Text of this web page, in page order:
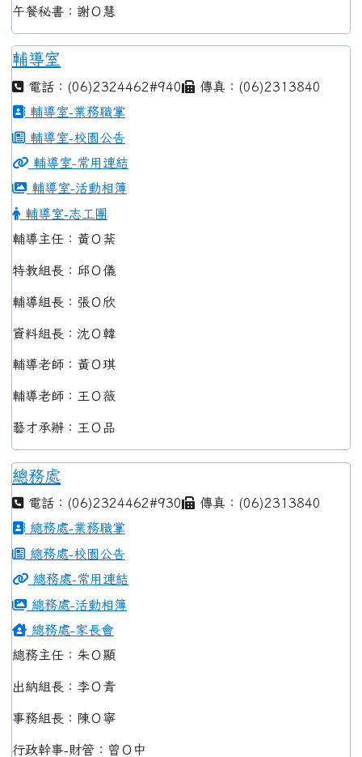
午餐秘書：謝Ｏ慧
輔導室
電話：(06)2324462#940
傳真：(06)2313840
輔導室-業務職掌
輔導室-校園公告
輔導室-常用連結
輔導室-活動相簿
輔導室-志工團
輔導主任：黃Ｏ棻
特教組長：邱Ｏ儀
輔導組長：張Ｏ欣
資料組長：沈Ｏ韓
輔導老師：黃Ｏ琪
輔導老師：王Ｏ薇
藝才承辦：王Ｏ品
總務處
電話：(06)2324462#930
傳真：(06)2313840
總務處-業務職掌
總務處-校園公告
總務處-常用連結
總務處-活動相簿
總務處-家長會
總務主任：朱Ｏ顯
出納組長：李Ｏ青
事務組長：陳Ｏ寧
行政幹事-財管：曾Ｏ中